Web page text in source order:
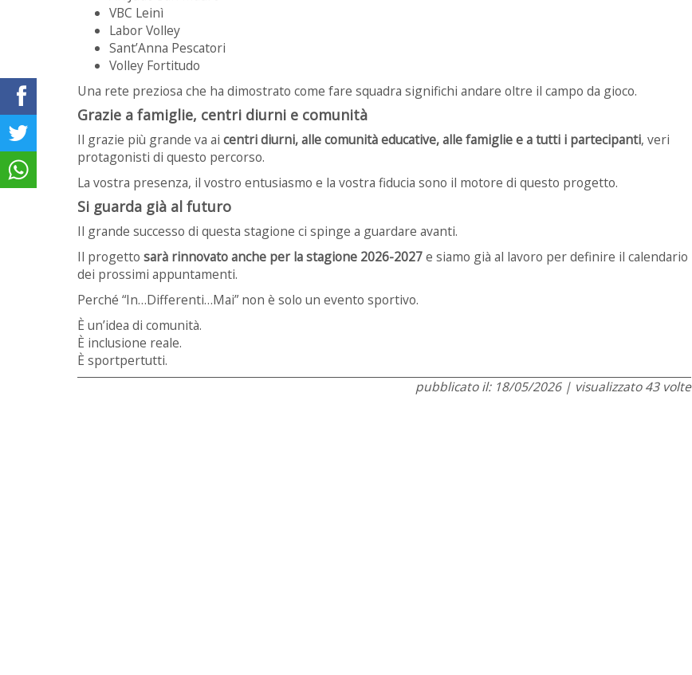
VBC Leinì
Labor Volley
Sant’Anna Pescatori
Volley Fortitudo
Una rete preziosa che ha dimostrato come fare squadra significhi andare oltre il campo da gioco.
Grazie a famiglie, centri diurni e comunità
Il grazie più grande va ai centri diurni, alle comunità educative, alle famiglie e a tutti i partecipanti, veri
protagonisti di questo percorso.
La vostra presenza, il vostro entusiasmo e la vostra fiducia sono il motore di questo progetto.
Si guarda già al futuro
Il grande successo di questa stagione ci spinge a guardare avanti.
Il progetto sarà rinnovato anche per la stagione 2026-2027e siamo già al lavoro per definire il calendario
dei prossimi appuntamenti.
Perché “In…Differenti…Mai” non è solo un evento sportivo.
È un’idea di comunità.
È inclusione reale.
È sportpertutti.
pubblicato il: 18/05/2026 | visualizzato 43 volte